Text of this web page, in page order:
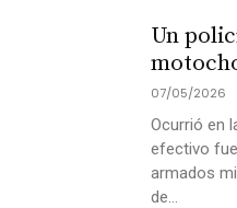
Un
07/05/2026
Ocurrió en
efectivo
armados
de...